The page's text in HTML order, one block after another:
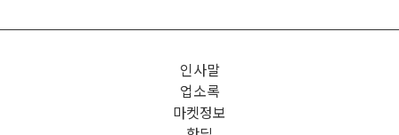
인사말
업소록
마켓정보